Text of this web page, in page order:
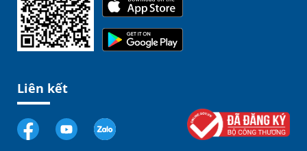
Liên kết